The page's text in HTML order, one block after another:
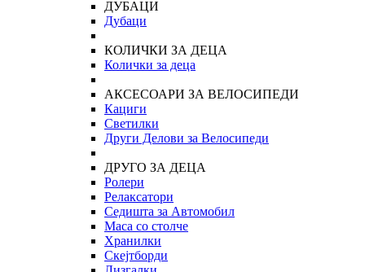
ДУБАЦИ
Дубаци
КОЛИЧКИ ЗА ДЕЦА
Колички за деца
АКСЕСОАРИ ЗА ВЕЛОСИПЕДИ
Кациги
Светилки
Други Делови за Велосипеди
ДРУГО ЗА ДЕЦА
Ролери
Релаксатори
Седишта за Автомобил
Маса со столче
Хранилки
Скејтборди